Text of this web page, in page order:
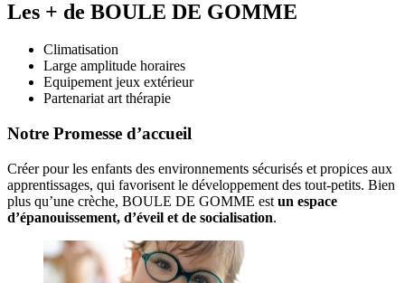
Les + de BOULE DE GOMME
Climatisation
Large amplitude horaires
Equipement jeux extérieur
Partenariat art thérapie
Notre Promesse d’accueil
Créer pour les enfants des environnements sécurisés et propices aux
apprentissages, qui favorisent le développement des tout-petits. Bien
plus qu’une crèche, BOULE DE GOMME est un espace
d’épanouissement, d’éveil et de socialisation.